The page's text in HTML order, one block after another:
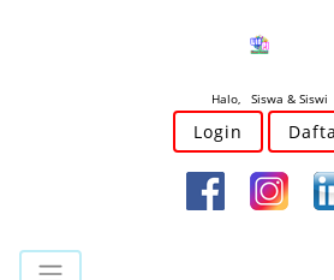
Halo, Siswa & Siswi
Login